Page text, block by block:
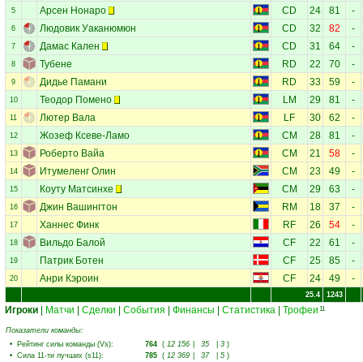
5 Арсен Нонаро CD 24 81 -
6 Людовик Уаканюмюн CD 32 82 -
7 Дамас Кален CD 31 64 -
8 Тубене RD 22 70 -
9 Дидье Памани RD 33 59 -
10 Теодор Помено LM 29 81 -
11 Лютер Вала LF 30 62 -
12 Жозеф Ксеве-Ламо CM 28 81 -
13 Роберто Вайа CM 21 58 -
14 Итумеленг Олин CM 23 49 -
15 Коуту Матсинхе CM 29 63 -
16 Джин Вашингтон RM 18 37 -
17 Ханнес Финк RF 26 54 -
18 Вильдо Балой CF 22 61 -
19 Патрик Ботен CF 25 85 -
20 Анри Кэроин CF 24 49 -
25.4 1243
Игроки Матчи Сделки События Финансы Статистика Трофеи 11
Показатели команды:
• Рейтинг силы команды (Vs): 764 ( 12 156 35 3 )
• Сила 11-ти лучших (s11): 785 ( 12 369 37 5 )